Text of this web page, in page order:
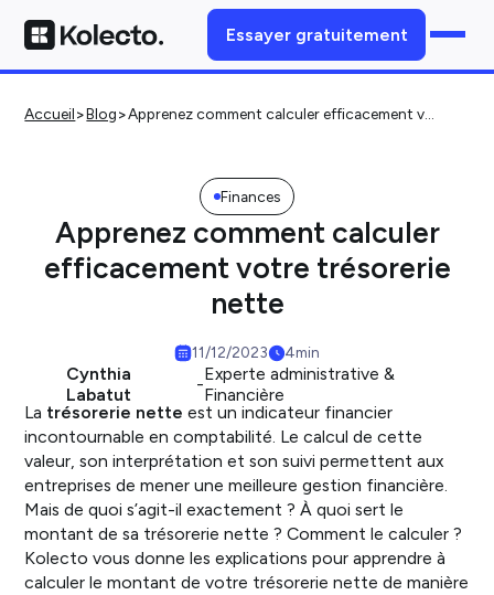
Essayer gratuitement
Accueil>Blog> Apprenez comment calculer efficacement votre trésorerie nette
Finances
Apprenez comment calculer
efficacement votre trésorerie
nette
Cynthia
Labatut
-Experte administrative &
Financière
11/12/2023 4min
La trésorerie nette est un indicateur financier
incontournable en comptabilité. Le calcul de cette
valeur, son interprétation et son suivi permettent aux
entreprises de mener une meilleure gestion financière.
Mais de quoi s’agit-il exactement ? À quoi sert le
montant de sa trésorerie nette ? Comment le calculer ?
Kolecto vous donne les explications pour apprendre à
calculer le montant de votre trésorerie nette de manière